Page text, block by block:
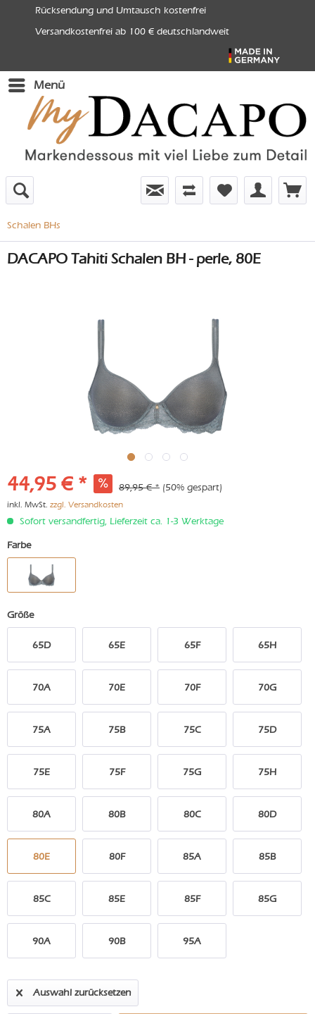
Rücksendung und Umtausch kostenfrei
Versandkostenfrei ab 100 € deutschlandweit
Menü
Schalen BHs
DACAPO Tahiti Schalen BH - perle, 80E
44,95 € * 89,95 € * (50% gespart)
inkl. MwSt. zzgl. Versandkosten
Sofort versandfertig, Lieferzeit ca. 1-3 Werktage
Farbe
Größe
65D 65E 65F 65H
70A 70E 70F 70G
75A 75B 75C 75D
75E 75F 75G 75H
80A 80B 80C 80D
80E 80F 85A 85B
85C 85E 85F 85G
90A 90B 95A
Auswahl zurücksetzen